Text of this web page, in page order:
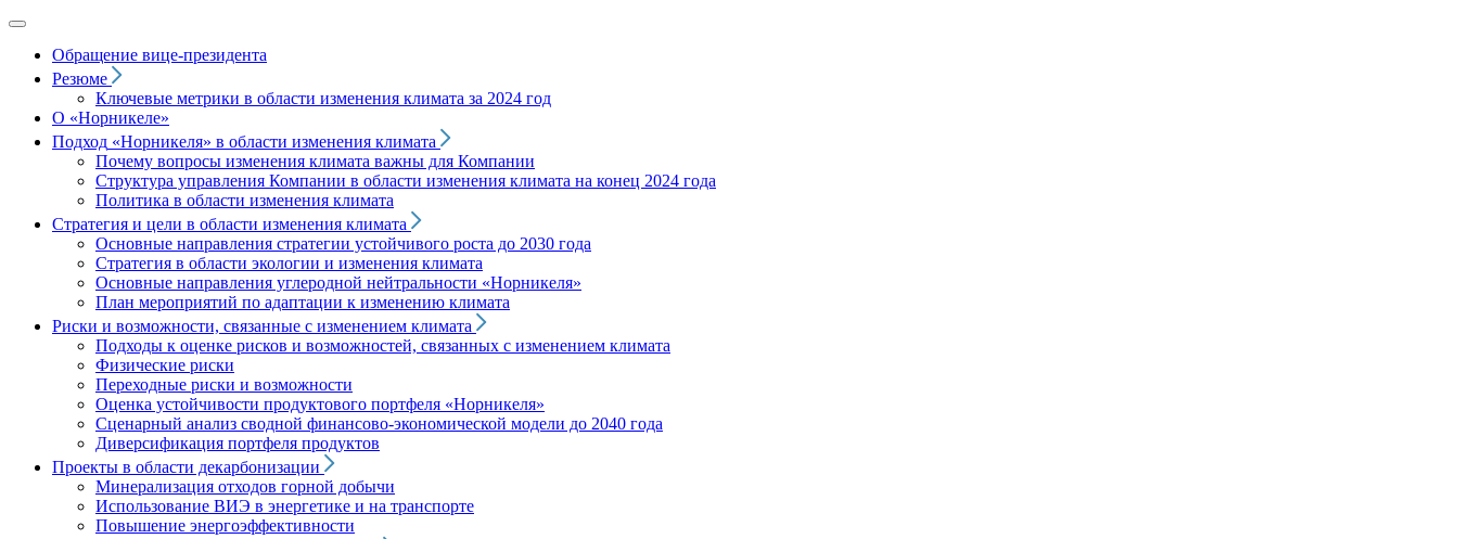
Обращение вице‑президента
Резюме
Ключевые метрики в области изменения климата за 2024 год
О «Норникеле»
Подход «Норникеля» в области изменения климата
Почему вопросы изменения климата важны для Компании
Структура управления Компании в области изменения климата на конец 2024 года
Политика в области изменения климата
Стратегия и цели в области изменения климата
Основные направления стратегии устойчивого роста до 2030 года
Стратегия в области экологии и изменения климата
Основные направления углеродной нейтральности «Норникеля»
План мероприятий по адаптации к изменению климата
Риски и возможности, связанные с изменением климата
Подходы к оценке рисков и возможностей, связанных с изменением климата
Физические риски
Переходные риски и возможности
Оценка устойчивости продуктового портфеля «Норникеля»
Сценарный анализ сводной финансово-экономической модели до 2040 года
Диверсификация портфеля продуктов
Проекты в области декарбонизации
Минерализация отходов горной добычи
Использование ВИЭ в энергетике и на транспорте
Повышение энергоэффективности